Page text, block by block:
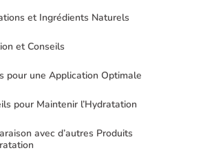
et Ingrédients Naturels
et Conseils
pour une Application Optimale
pour Maintenir l’Hydratation
avec d’autres Produits